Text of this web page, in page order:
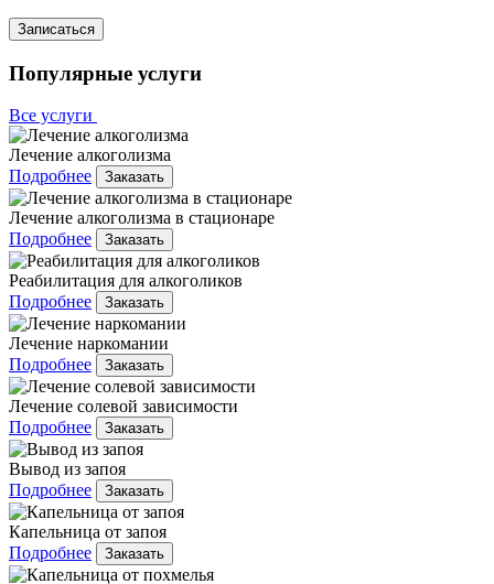
Записаться
Популярные услуги
Все услуги
Лечение алкоголизма
Подробнее
Заказать
Лечение алкоголизма в стационаре
Подробнее
Заказать
Реабилитация для алкоголиков
Подробнее
Заказать
Лечение наркомании
Подробнее
Заказать
Лечение солевой зависимости
Подробнее
Заказать
Вывод из запоя
Подробнее
Заказать
Капельница от запоя
Подробнее
Заказать